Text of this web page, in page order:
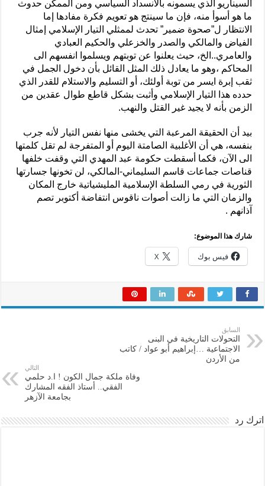
السيناريو الذي يسمونه بالانسداد السياسي ومن الممكن حدوث
ما هو أسوأ منه، فإن ما سينتج هو تعويم فكرة مفادها إما
الانتظار ل”صحوة ضمير” تحدث لممثلي التيار الإسلامي إمثال
الفياض والمالكي والصدر والخزعلي والحكيم العبادي
والعامري..الخ، حيث يعلنوا عن توبتهم ويسلموا انفسهم الى
المحاكم ،وهو ما يعادل ذلك المثل القائل بأن دخول الجمل في
ثقب إبرة ايسر من توبة أولئك، أو التسليم والاستلام للقدر الذي
حدده هذا التيار الإسلامي وأثبت بشكل قاطع طوال عقدين من
الزمن بأنه لا يجيد غير القتل والنهب.
بيد أن الحقيقة المرعبة التي يخشى منها نفس التيار لأنه جرب
بنفسه، هي أن الأغلبية الصامتة اليوم أو المتفرجة لم تقل كلمتها
الى الآن، فكما أسقطت حكومة عبد المهدي التي وقفت خلفها
قناصات جماعات قاسم السليماني-المالكي، لن تخونها جسارتها
الثورية في رمي السلطة الإسلامية المليشياتية خارج المكان
والزمان التي ما زالت أصوات ناقوس انتفاضة أكتوبر تصم
آذانهم .
شارك هذا الموضوع:
فيس بوك X
السابق
التحولات التاريخية في البنى
الاجتماعية …إبراهيم أبو عواد / كاتب
من الأردن
التالي
وفاة ملكة جمال الكون ! ا.د حلمي
الفقي.. أستاذ الفقه المشارك
بجامعة الآزهر
اترك رد